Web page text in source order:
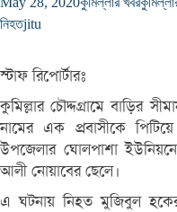
নিহতjitu
স্টাফ রিপোর্টারঃ
কুমিল্লার চৌদ্দগ্রামে বাড়ির
নামের এক প্রবাসীকে
উপজেলার ঘোলপাশা
আলী নোয়াবের ছেলে।
এ ঘটনায় নিহত মুজিবুল হকের